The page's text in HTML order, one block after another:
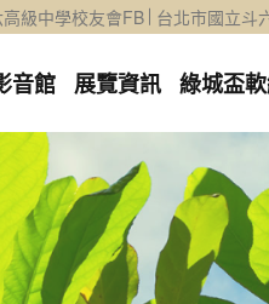
級中學校友會FB 台北市國立斗
音館 展覽資訊 綠城盃